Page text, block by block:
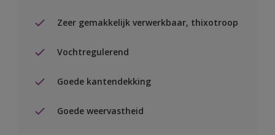
Zeer gemakkelijk verwerkbaar, thixotroop
Vochtregulerend
Goede kantendekking
Goede weervastheid